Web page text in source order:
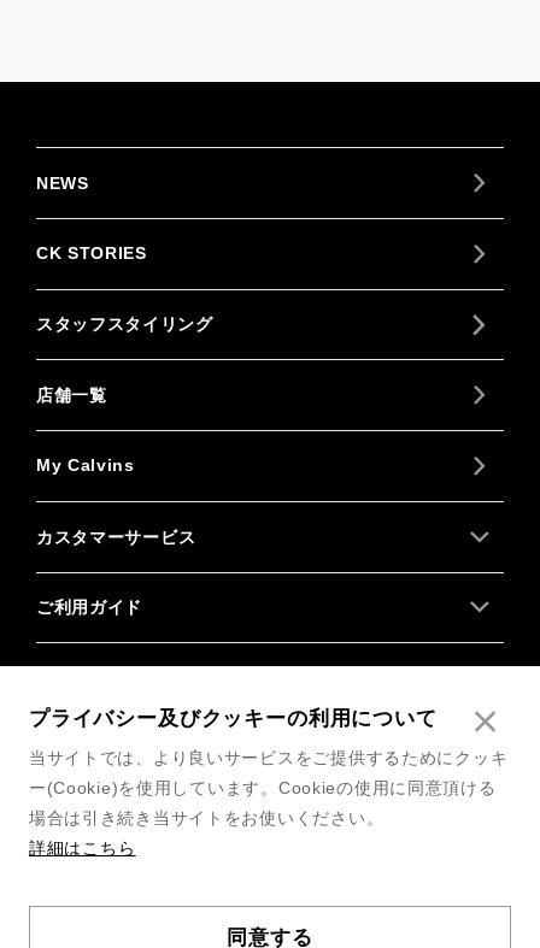
NEWS
CK STORIES
スタッフスタイリング
店舗一覧
My Calvins
カスタマーサービス
ご利用ガイド
Follow us
利用規約
プライバシー及びクッキーの利用について
当サイトでは、より良いサービスをご提供するためにクッキ
ー(Cookie)を使用しています。Cookieの使用に同意頂ける
場合は引き続き当サイトをお使いください。
詳細はこちら
同意する